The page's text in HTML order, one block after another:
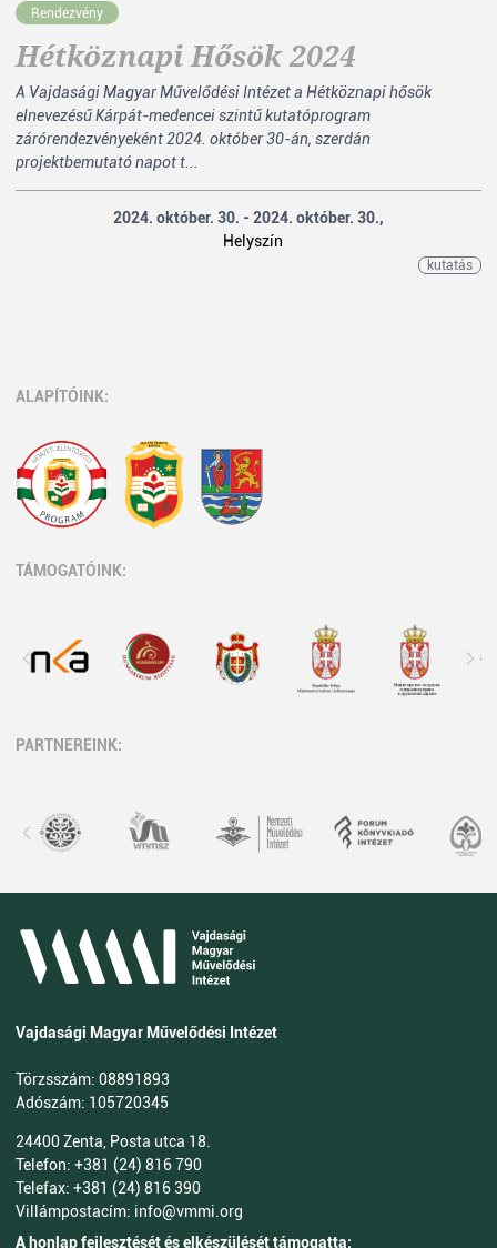
Rendezvény
Hétköznapi Hősök 2024
A Vajdasági Magyar Művelődési Intézet a Hétköznapi hősök
elnevezésű Kárpát-medencei szintű kutatóprogram
zárórendezvényeként 2024. október 30-án, szerdán
projektbemutató napot t...
2024. október. 30. - 2024. október. 30.,
Helyszín
kutatás
ALAPÍTÓINK:
TÁMOGATÓINK:
PARTNEREINK:
Vajdasági Magyar Művelődési Intézet
Törzsszám: 08891893
Adószám: 105720345
24400 Zenta, Posta utca 18.
Telefon: +381 (24) 816 790
Telefax: +381 (24) 816 390
Villámpostacím: info@vmmi.org
A honlap fejlesztését és elkészülését támogatta: